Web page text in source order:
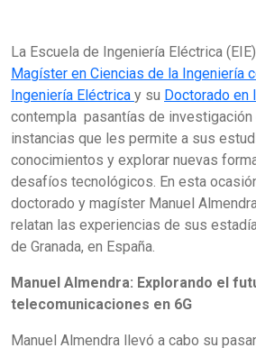
La Escuela de Ingeniería Eléctrica
Magíster en Ciencias de la Ingeniería
Ingeniería Eléctrica y su Doctorado en
contempla pasantías de investigación
instancias que les permite a sus
conocimientos y explorar nuevas
desafíos tecnológicos. En esta
doctorado y magíster Manuel
relatan las experiencias de sus
de Granada, en España.
Manuel Almendra: Explorando el
telecomunicaciones en 6G
Manuel Almendra llevó a cabo su